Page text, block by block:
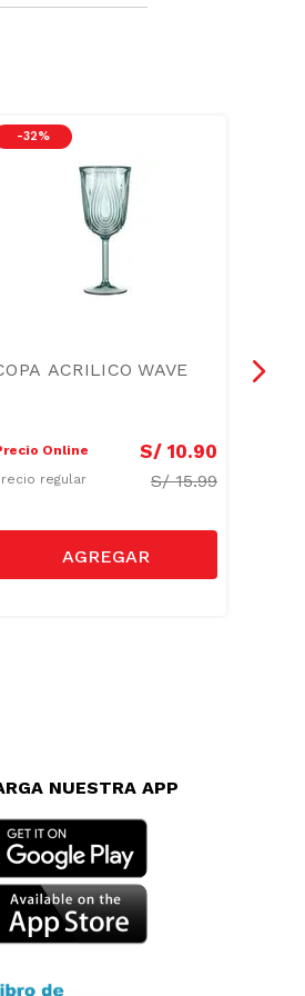
-32 %
ACRILICO WAVE
Online S/ 10.90
regular S/15.99
NUESTRA APP